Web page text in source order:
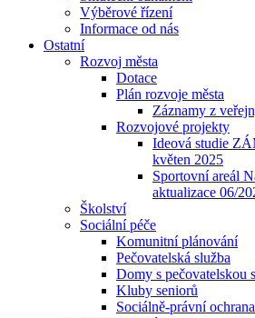
Výběrové řízení
Informace od nás
Ostatní
Rozvoj města
Dotace
Plán rozvoje města
Záznamy z
Rozvojové projekty
Ideová studie
květen 2025
Sportovní areál
aktualizace 06/
Školství
Sociální péče
Komunitní plánování
Pečovatelská služba
Domy s pečovatelskou
Kluby seniorů
Sociálně-právní